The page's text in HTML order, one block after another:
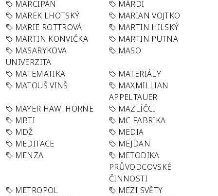
MARCIPÁN
MÁRDI
MAREK LHOTSKÝ
MARIAN VOJTKO
MARIE ROTTROVÁ
MARTIN HILSKÝ
MARTIN KONVIČKA
MARTIN PUTNA
MASARYKOVA
UNIVERZITA
MASO
MATEMATIKA
MATERIÁLY
MATOUŠ VINŠ
MAXMILLIAN
APPELTAUER
MAYER HAWTHORNE
MAZLÍČCI
MBTI
MC FABRIKA
MDŽ
MEDIA
MEDITACE
MEJDAN
MENZA
METODIKA
PRŮVODCOVSKÉ
ČINNOSTI
METROPOL
MEZI SVĚTY